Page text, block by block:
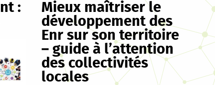
:
Mieux maîtriser le
développement des
Enr sur son territoire
– guide à l’attention
des collectivités
locales